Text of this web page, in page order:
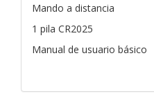
Mando a distancia
1 pila CR2025
Manual de usuario básico